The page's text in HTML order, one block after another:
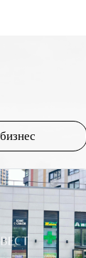
Новые
объекта.
Планы
и их